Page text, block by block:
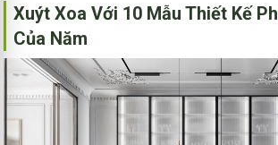
Xuýt Xoa Với 10 Mẫu Thiết Kế
Của Năm